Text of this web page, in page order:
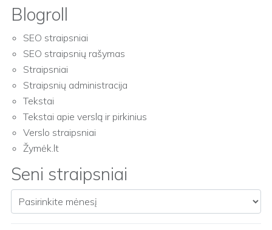
Blogroll
SEO straipsniai
SEO straipsnių rašymas
Straipsniai
Straipsnių administracija
Tekstai
Tekstai apie verslą ir pirkinius
Verslo straipsniai
Žymėk.lt
Seni straipsniai
Seni straipsniai